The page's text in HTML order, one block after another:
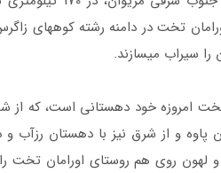
تخت در ‌دامنه ‌رشته کوه­های
را سیراب می­سازند.
امروزه خود دهستانی است، که از
و از شرق نیز با دهستان رزآب و
و لهون روی هم روستای اورامان تخت